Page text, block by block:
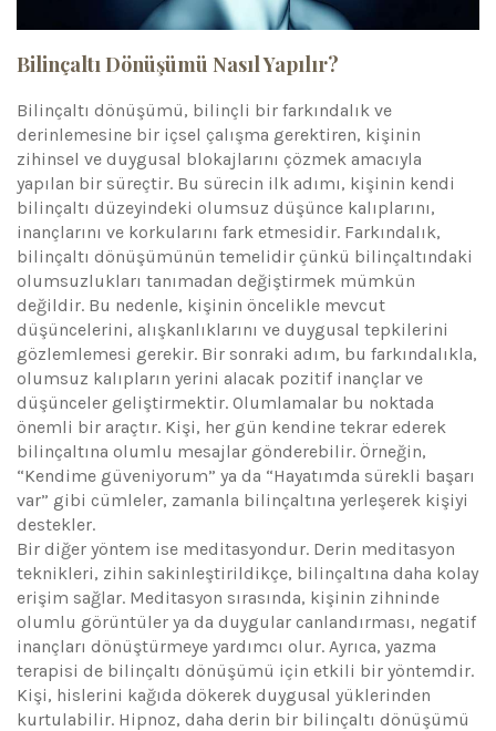
Bilinçaltı Dönüşümü Nasıl Yapılır?
Bilinçaltı dönüşümü, bilinçli bir farkındalık ve
derinlemesine bir içsel çalışma gerektiren, kişinin
zihinsel ve duygusal blokajlarını çözmek amacıyla
yapılan bir süreçtir. Bu sürecin ilk adımı, kişinin kendi
bilinçaltı düzeyindeki olumsuz düşünce kalıplarını,
inançlarını ve korkularını fark etmesidir. Farkındalık,
bilinçaltı dönüşümünün temelidir çünkü bilinçaltındaki
olumsuzlukları tanımadan değiştirmek mümkün
değildir. Bu nedenle, kişinin öncelikle mevcut
düşüncelerini, alışkanlıklarını ve duygusal tepkilerini
gözlemlemesi gerekir. Bir sonraki adım, bu farkındalıkla,
olumsuz kalıpların yerini alacak pozitif inançlar ve
düşünceler geliştirmektir. Olumlamalar bu noktada
önemli bir araçtır. Kişi, her gün kendine tekrar ederek
bilinçaltına olumlu mesajlar gönderebilir. Örneğin,
“Kendime güveniyorum” ya da “Hayatımda sürekli başarı
var” gibi cümleler, zamanla bilinçaltına yerleşerek kişiyi
destekler.
Bir diğer yöntem ise meditasyondur. Derin meditasyon
teknikleri, zihin sakinleştirildikçe, bilinçaltına daha kolay
erişim sağlar. Meditasyon sırasında, kişinin zihninde
olumlu görüntüler ya da duygular canlandırması, negatif
inançları dönüştürmeye yardımcı olur. Ayrıca, yazma
terapisi de bilinçaltı dönüşümü için etkili bir yöntemdir.
Kişi, hislerini kağıda dökerek duygusal yüklerinden
kurtulabilir. Hipnoz, daha derin bir bilinçaltı dönüşümü